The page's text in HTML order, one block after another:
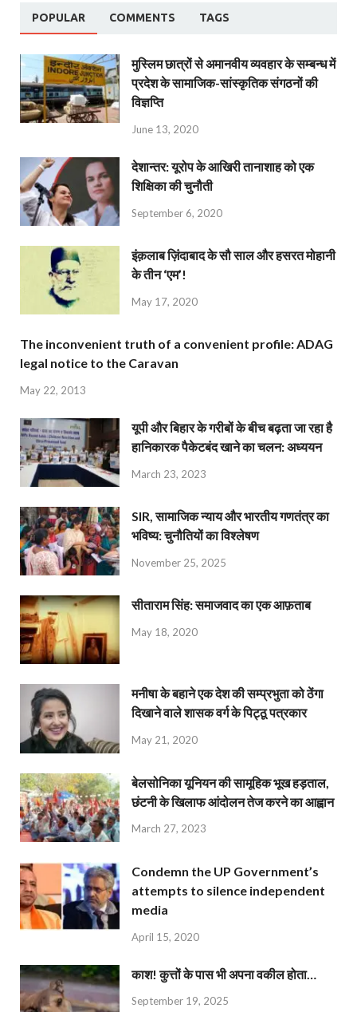
POPULAR COMMENTS TAGS
मुस्लिम छात्रों से अमानवीय व्यवहार के सम्बन्ध में
प्रदेश के सामाजिक-सांस्कृतिक संगठनों की
विज्ञप्ति
June 13, 2020
देशान्‍तर: यूरोप के आखिरी तानाशाह को एक
शिक्षिका की चुनौती
September 6, 2020
इंक़लाब ज़िंदाबाद के सौ साल और हसरत मोहानी
के तीन ‘एम’!
May 17, 2020
The inconvenient truth of a convenient profile: ADAG
legal notice to the Caravan
May 22, 2013
यूपी और बिहार के गरीबों के बीच बढ़ता जा रहा है
हानिकारक पैकेटबंद खाने का चलन: अध्ययन
March 23, 2023
SIR, सामाजिक न्याय और भारतीय गणतंत्र का
भविष्य: चुनौतियों का विश्लेषण
November 25, 2025
सीताराम सिंह: समाजवाद का एक आफ़ताब
May 18, 2020
मनीषा के बहाने एक देश की सम्प्रभुता को ठेंगा
दिखाने वाले शासक वर्ग के पिट्ठू पत्रकार
May 21, 2020
बेलसोनिका यूनियन की सामूहिक भूख हड़ताल,
छंटनी के खिलाफ आंदोलन तेज करने का आह्वान
March 27, 2023
Condemn the UP Government’s
attempts to silence independent
media
April 15, 2020
काश! कुत्तों के पास भी अपना वकील होता…
September 19, 2025